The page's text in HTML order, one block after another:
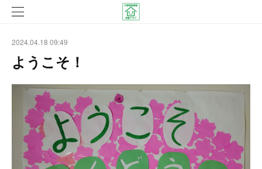
2024.04.18 09:49
ようこそ！